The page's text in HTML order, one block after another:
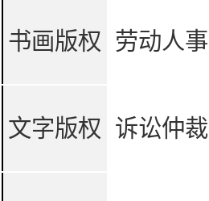
书画版权 劳动人事
文字版权 诉讼仲裁